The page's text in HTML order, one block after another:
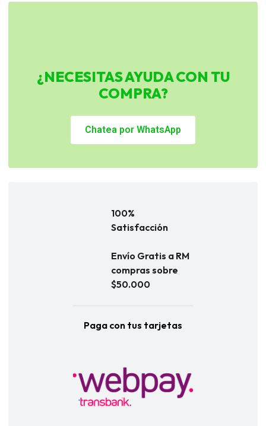
¿NECESITAS AYUDA CON TU
COMPRA?
Chatea por WhatsApp
100%
Satisfacción
Envío Gratis a RM
compras sobre
$50.000
Paga con tus tarjetas